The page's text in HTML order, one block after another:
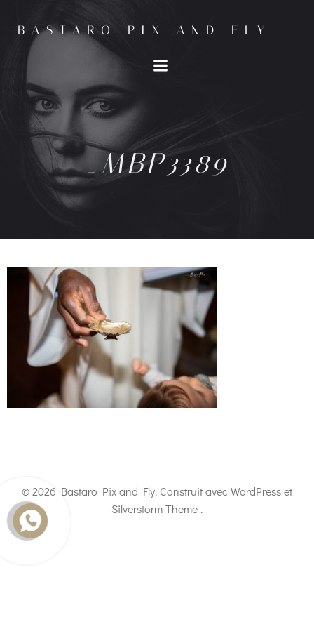
BASTARO PIX AND FLY
_MBP3389
© 2026 Bastaro Pix and Fly. Construit avec WordPress et
Silverstorm Theme .